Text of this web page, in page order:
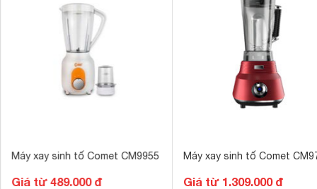
Số lượng cối 3 cối
Dung tích cối Cối lớn:
Máy xay sinh tố Comet CM9955
Giá từ 489.000 đ
Máy xay sinh tố Comet
Giá từ 1.309.000 đ